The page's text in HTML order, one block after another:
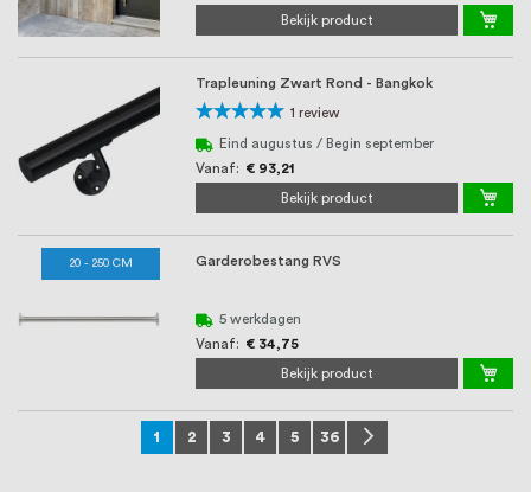
Bekijk product
Trapleuning Zwart Rond - Bangkok
Waardering:
100%
1 review
Eind augustus / Begin september
Vanaf
€ 93,21
Bekijk product
20 - 250 CM Garderobestang RVS
5 werkdagen
Vanaf
€ 34,75
Bekijk product
Pagina
U lees momenteel pagina
1 Pagina
2 Pagina
3 Pagina
4 Pagina
5 Pagina
36 Pagina
Volgende